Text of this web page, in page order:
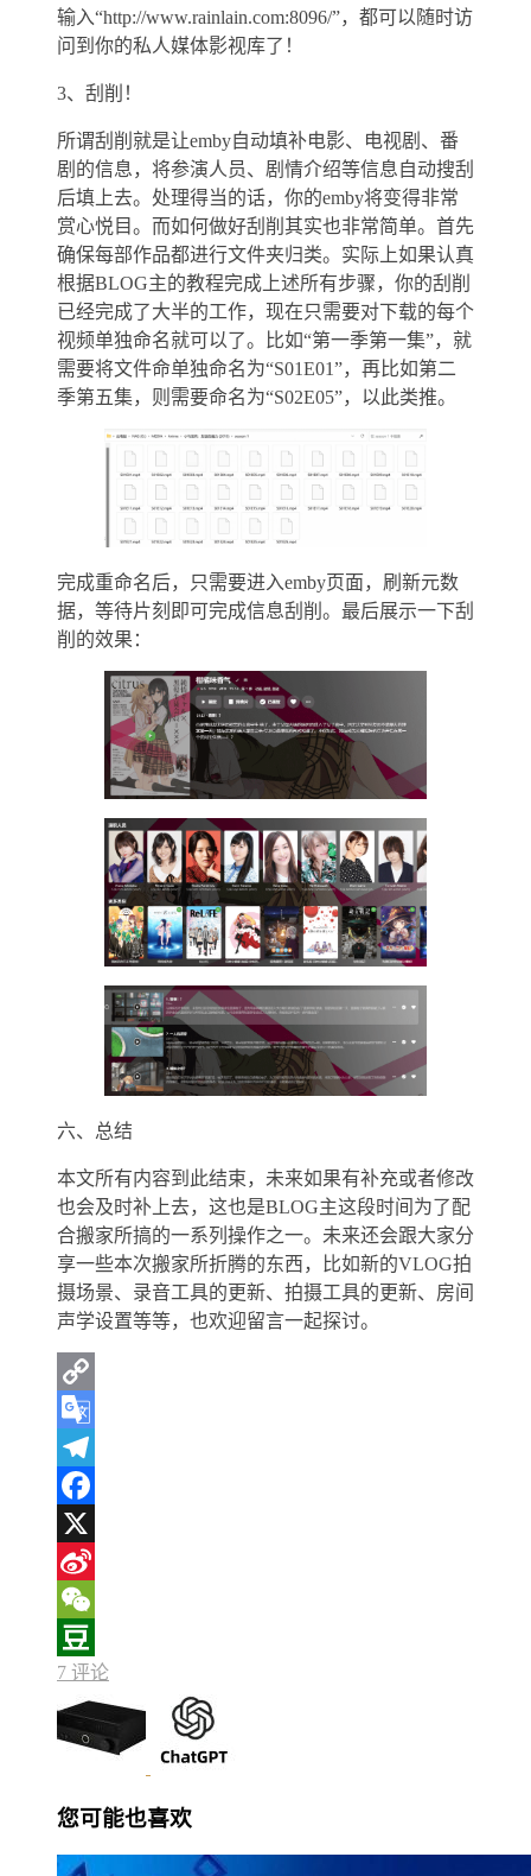
输入“http://www.rainlain.com:8096/”，都可以随时访
问到你的私人媒体影视库了！
3、刮削！
所谓刮削就是让emby自动填补电影、电视剧、番
剧的信息，将参演人员、剧情介绍等信息自动搜刮
后填上去。处理得当的话，你的emby将变得非常
赏心悦目。而如何做好刮削其实也非常简单。首先
确保每部作品都进行文件夹归类。实际上如果认真
根据BLOG主的教程完成上述所有步骤，你的刮削
已经完成了大半的工作，现在只需要对下载的每个
视频单独命名就可以了。比如“第一季第一集”，就
需要将文件命单独命名为“S01E01”，再比如第二
季第五集，则需要命名为“S02E05”，以此类推。
完成重命名后，只需要进入emby页面，刷新元数
据，等待片刻即可完成信息刮削。最后展示一下刮
削的效果：
六、总结
本文所有内容到此结束，未来如果有补充或者修改
也会及时补上去，这也是BLOG主这段时间为了配
合搬家所搞的一系列操作之一。未来还会跟大家分
享一些本次搬家所折腾的东西，比如新的VLOG拍
摄场景、录音工具的更新、拍摄工具的更新、房间
声学设置等等，也欢迎留言一起探讨。
Copy
Link
Google
Translate
Telegram
Facebook
X
Sina
Weibo
WeChat
Douban
7 评论
您可能也喜欢